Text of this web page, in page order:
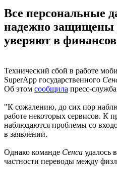
Все персональные
надежно защищены
уверяют в
Технический сбой в работе
SuperApp государственного
Об этом сообщила пресс-
"К сожалению, до сих пор
работе некоторых сервисов. К
наблюдаются проблемы со
в заявлении.
Однако команде Сенса удалось
частности переводы между